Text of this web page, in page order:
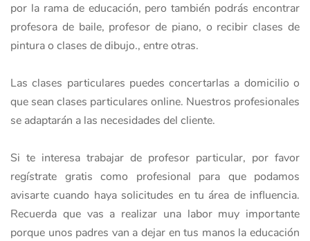
por la rama de educación, pero también podrás encontrar
profesora de baile, profesor de piano, o recibir clases de
pintura o clases de dibujo., entre otras.
Las clases particulares puedes concertarlas a domicilio o
que sean clases particulares online. Nuestros profesionales
se adaptarán a las necesidades del cliente.
Si te interesa trabajar de profesor particular, por favor
regístrate gratis como profesional para que podamos
avisarte cuando haya solicitudes en tu área de influencia.
Recuerda que vas a realizar una labor muy importante
porque unos padres van a dejar en tus manos la educación